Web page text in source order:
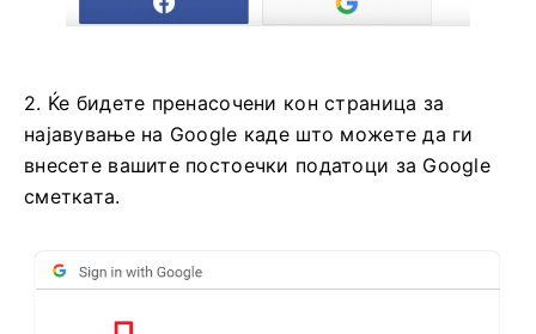
2. Ќе бидете пренасочени кон страница за
најавување на Google каде што можете да ги
внесете вашите постоечки податоци за Google
сметката.